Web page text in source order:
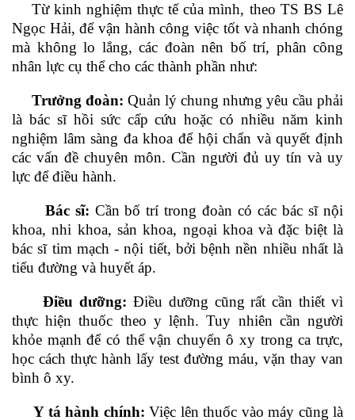
Từ kinh nghiệm thực tế của mình, theo TS BS Lê
Ngọc Hải, để vận hành công việc tốt và nhanh chóng
mà không lo lắng, các đoàn nên bố trí, phân công
nhân lực cụ thể cho các thành phần như:
Trưởng đoàn: Quản lý chung nhưng yêu cầu phải
là bác sĩ hồi sức cấp cứu hoặc có nhiều năm kinh
nghiệm lâm sàng đa khoa để hội chẩn và quyết định
các vấn đề chuyên môn. Cần người đủ uy tín và uy
lực để điều hành.
Bác sĩ: Cần bố trí trong đoàn có các bác sĩ nội
khoa, nhi khoa, sản khoa, ngoại khoa và đặc biệt là
bác sĩ tim mạch - nội tiết, bởi bệnh nền nhiều nhất là
tiểu đường và huyết áp.
Điều dưỡng: Điều dưỡng cũng rất cần thiết vì
thực hiện thuốc theo y lệnh. Tuy nhiên cần người
khỏe mạnh để có thể vận chuyển ô xy trong ca trực,
học cách thực hành lấy test đường máu, vặn thay van
bình ô xy.
Y tá hành chính: Việc lên thuốc vào máy cũng là